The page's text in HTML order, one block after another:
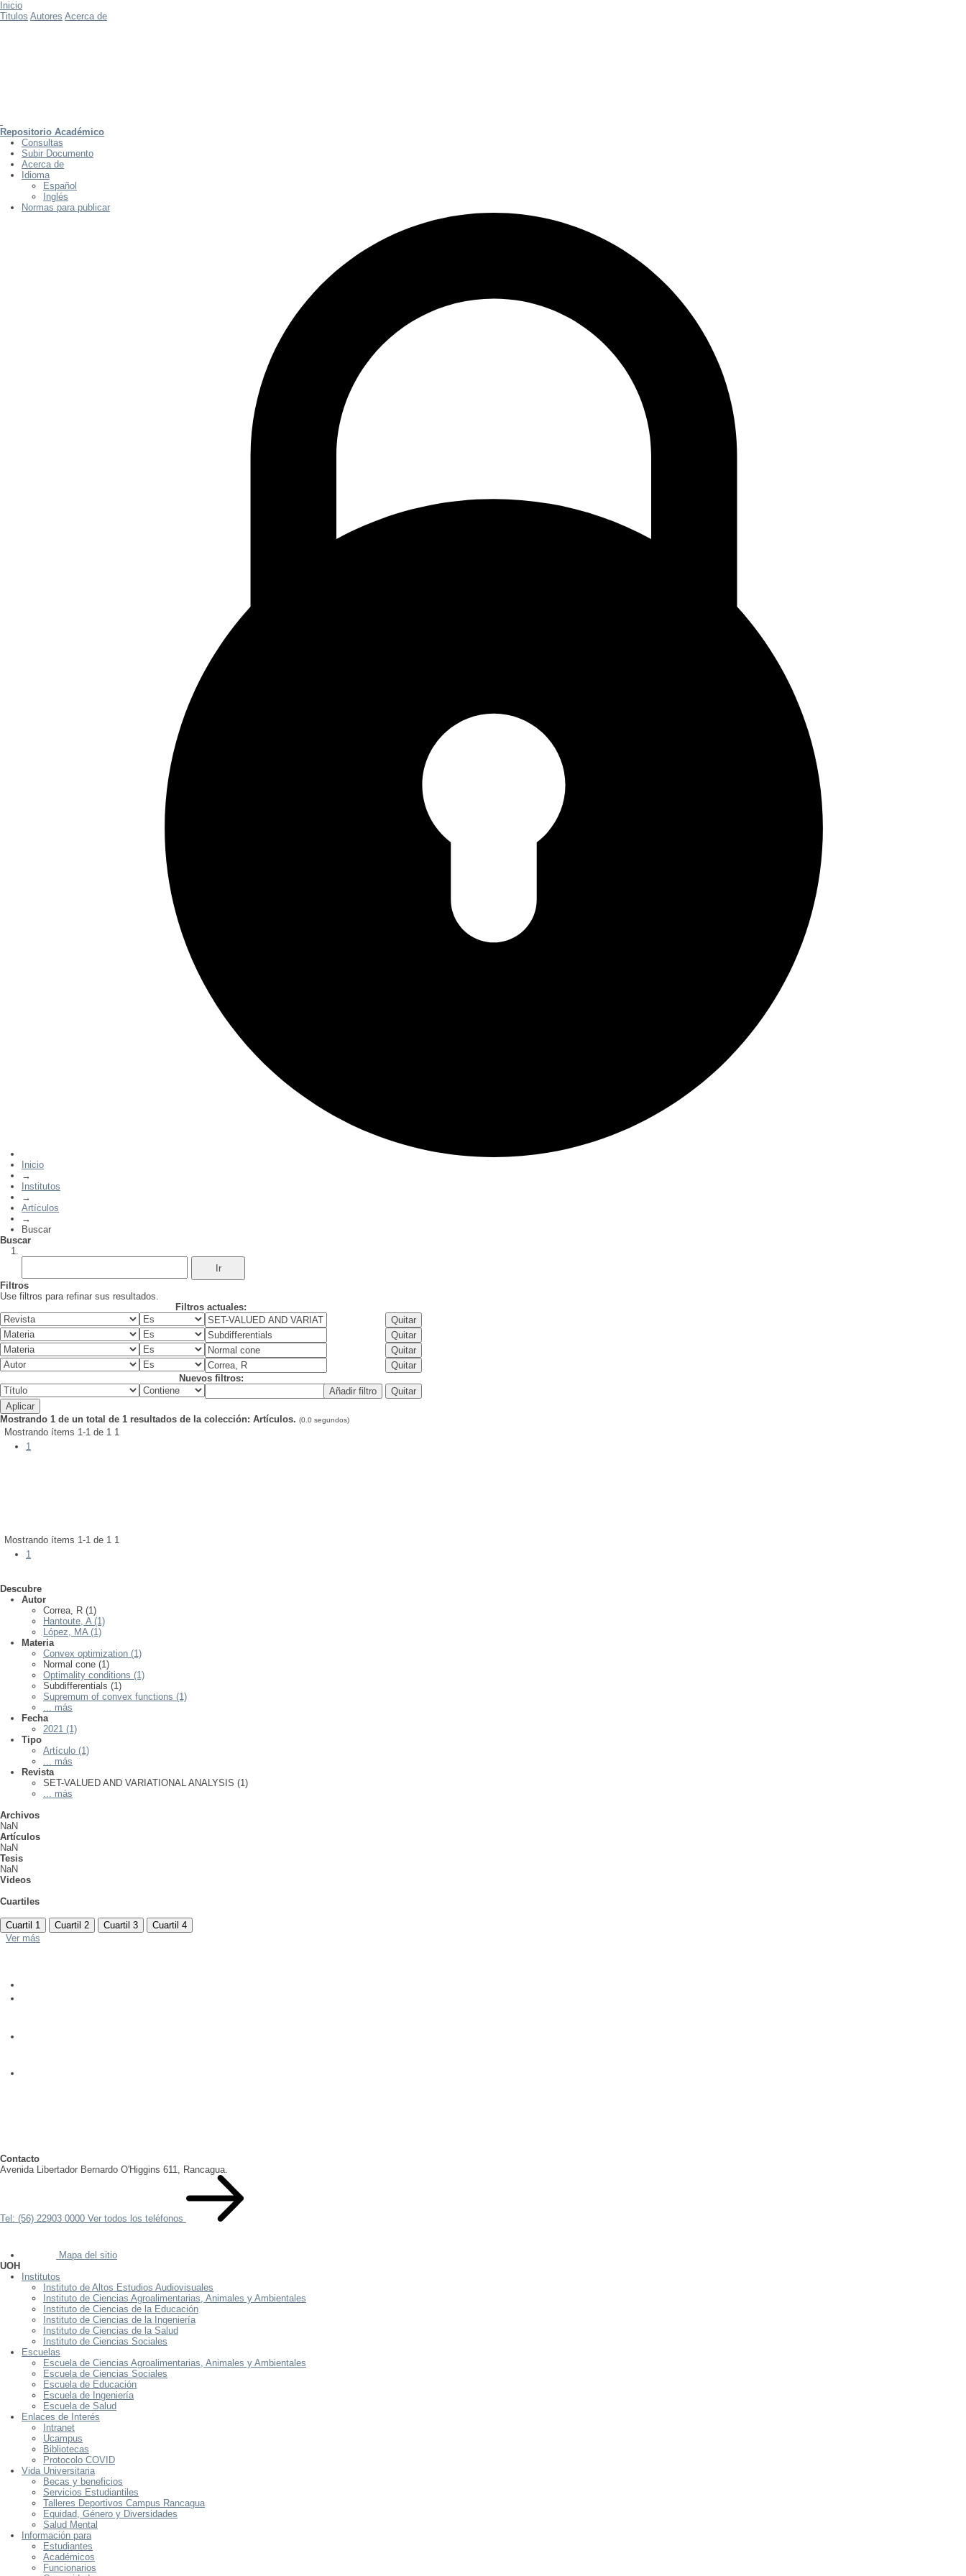
Inicio
Titulos Autores Acerca de
Repositorio Académico
Consultas
Subir Documento
Acerca de
Idioma
Español
Inglés
Normas para publicar
Inicio
→
Institutos
→
Artículos
→
Buscar
Buscar
Filtros
Use filtros para refinar sus resultados.
Filtros actuales:
Nuevos filtros:
Mostrando 1 de un total de 1 resultados de la colección: Artículos. (0.0 segundos)
Mostrando ítems 1-1 de 1 1
1
Mostrando ítems 1-1 de 1 1
1
Descubre
Autor
Correa, R (1)
Hantoute, A (1)
López, MA (1)
Materia
Convex optimization (1)
Normal cone (1)
Optimality conditions (1)
Subdifferentials (1)
Supremum of convex functions (1)
... más
Fecha
2021 (1)
Tipo
Artículo (1)
... más
Revista
SET-VALUED AND VARIATIONAL ANALYSIS (1)
... más
Archivos
NaN
Artículos
NaN
Tesis
NaN
Videos
Cuartiles
Cuartil 1 Cuartil 2 Cuartil 3
Cuartil 4
Ver más
Contacto
Avenida Libertador Bernardo O'Higgins 611, Rancagua.
Tel: (56) 22903 0000 Ver todos los teléfonos
Mapa del sitio
UOH
Institutos
Instituto de Altos Estudios Audiovisuales
Instituto de Ciencias Agroalimentarias, Animales y Ambientales
Instituto de Ciencias de la Educación
Instituto de Ciencias de la Ingeniería
Instituto de Ciencias de la Salud
Instituto de Ciencias Sociales
Escuelas
Escuela de Ciencias Agroalimentarias, Animales y Ambientales
Escuela de Ciencias Sociales
Escuela de Educación
Escuela de Ingeniería
Escuela de Salud
Enlaces de Interés
Intranet
Ucampus
Bibliotecas
Protocolo COVID
Vida Universitaria
Becas y beneficios
Servicios Estudiantiles
Talleres Deportivos Campus Rancagua
Equidad, Género y Diversidades
Salud Mental
Información para
Estudiantes
Académicos
Funcionarios